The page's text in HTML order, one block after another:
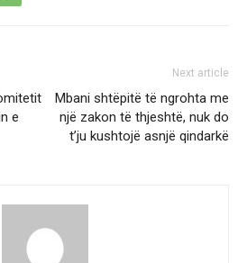
e
Next article
Mbani shtëpitë të ngrohta me
një zakon të thjeshtë, nuk do
t’ju kushtojë asnjë qindarkë